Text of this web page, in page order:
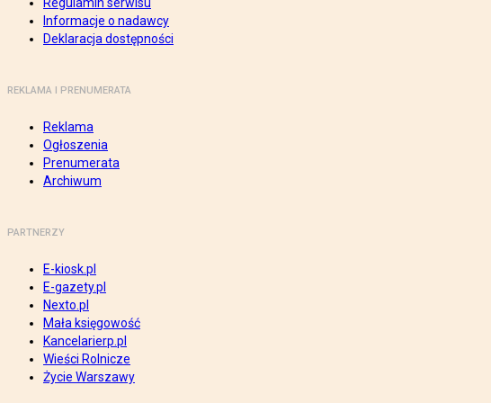
Informacje o nadawcy
Deklaracja dostępności
REKLAMA I PRENUMERATA
Reklama
Ogłoszenia
Prenumerata
Archiwum
PARTNERZY
E-kiosk.pl
E-gazety.pl
Nexto.pl
Mała księgowość
Kancelarierp.pl
Wieści Rolnicze
Życie Warszawy